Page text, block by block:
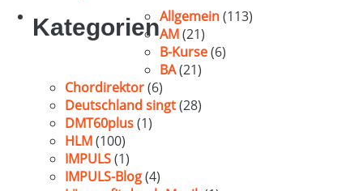
KategorienAllgemein(113)
AM(21)
B-Kurse(6)
BA(21)
Chordirektor(6)
Deutschland singt(28)
DMT60plus(1)
HLM(100)
IMPULS(1)
IMPULS-Blog(4)